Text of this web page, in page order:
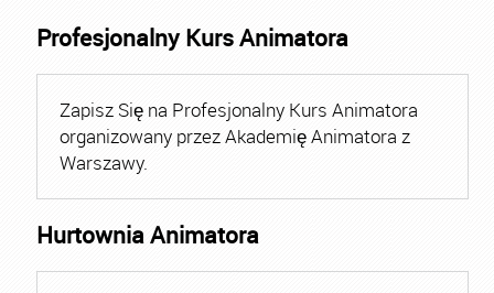
Profesjonalny Kurs Animatora
Zapisz Się na Profesjonalny Kurs Animatora
organizowany przez Akademię Animatora z
Warszawy.
Hurtownia Animatora